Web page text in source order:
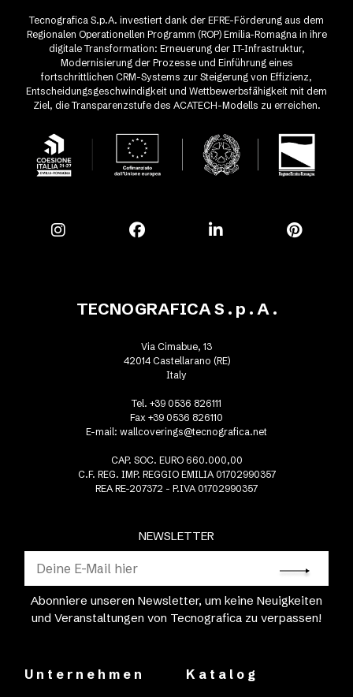
Tecnografica S.p.A. investiert dank der EFRE-Förderung aus dem
Regionalen Operationellen Programm (ROP) Emilia-Romagna in ihre
digitale Transformation: Erneuerung der IT-Infrastruktur,
Modernisierung der Prozesse und Einführung eines
fortschrittlichen CRM-Systems zur Steigerung von Effizienz,
Entscheidungsgeschwindigkeit und Wettbewerbsfähigkeit mit dem
Ziel, die Transparenzstufe des ACATECH-Modells zu erreichen.
NEWSLETTER
Abonniere unseren Newsletter, um keine Neuigkeiten
und Veranstaltungen von Tecnografica zu verpassen!
TECNOGRAFICA S . p . A .
Via Cimabue, 13
42014 Castellarano (RE)
Italy
Tel. +39 0536 826111
Fax +39 0536 826110
E-mail: wallcoverings@tecnografica.net
CAP. SOC. EURO 660.000,00
C.F. REG. IMP. REGGIO EMILIA 01702990357
REA RE-207372 - P.IVA 01702990357
Unternehmen Katalog